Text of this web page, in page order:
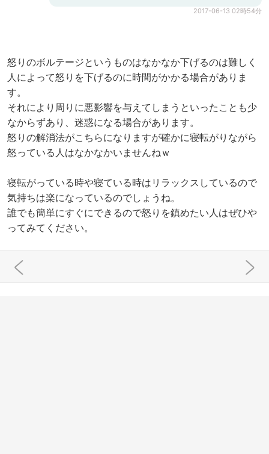
2017-06-13 02時54分
怒りのボルテージというものはなかなか下げるのは難しく
人によって怒りを下げるのに時間がかかる場合がありま
す。
それにより周りに悪影響を与えてしまうといったことも少
なからずあり、迷惑になる場合があります。
怒りの解消法がこちらになりますが確かに寝転がりながら
怒っている人はなかなかいませんねｗ
寝転がっている時や寝ている時はリラックスしているので
気持ちは楽になっているのでしょうね。
誰でも簡単にすぐにできるので怒りを鎮めたい人はぜひや
ってみてください。